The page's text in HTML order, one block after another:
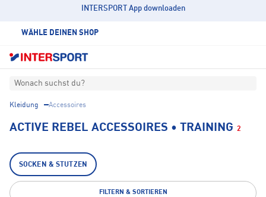
INTERSPORT App downloaden
WÄHLE DEINEN SHOP
Wonach suchst du?
Kleidung Accessoires
ACTIVE REBEL ACCESSOIRES • TRAINING 2
SOCKEN & STUTZEN
FILTERN & SORTIEREN